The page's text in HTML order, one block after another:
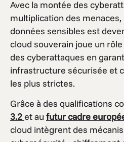
Avec la montée des
multiplication des
données sensibles est
cloud souverain joue un
des cyberattaques en
infrastructure sécurisée et
les plus strictes.
Grâce à des qualifications
3.2et au futur cadre
cloud intègrent des